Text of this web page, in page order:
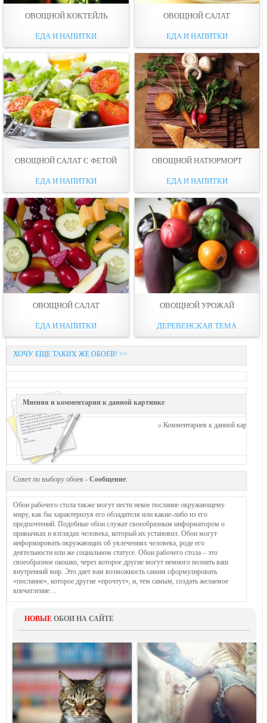
ОВОЩНОЙ КОКТЕЙЛЬ
ЕДА И НАПИТКИ
ОВОЩНОЙ САЛАТ
ЕДА И НАПИТКИ
ОВОЩНОЙ САЛАТ С ФЕТОЙ
ЕДА И НАПИТКИ
ОВОЩНОЙ НАТЮРМОРТ
ЕДА И НАПИТКИ
ОВОЩНОЙ САЛАТ
ЕДА И НАПИТКИ
ОВОЩНОЙ УРОЖАЙ
ДЕРЕВЕНСКАЯ ТЕМА
ХОЧУ ЕЩЕ ТАКИХ ЖЕ ОБОЕВ! >>
Мнения и комментарии к данной картинке
Комментариев к данной картинке
Совет по выбору обоев - Сообщение:
Обои рабочего стола также могут нести некое послание окружающему
миру, как бы характеризуя его обладателя или какие-либо из его
предпочтений. Подобные обои служат своеобразным информатором о
привычках и взглядах человека, который их установил. Обои могут
информировать окружающих об увлечениях человека, роде его
деятельности или же социальном статусе. Обои рабочего стола – это
своеобразное окошко, через которое другие могут немного познать ваш
внутренний мир. Это дает вам возможность самим сформулировать
«послание», которое другие «прочтут», и, тем самым, создать желаемое
впечатление…
НОВЫЕ ОБОИ НА САЙТЕ